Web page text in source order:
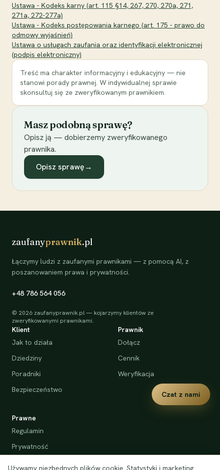
Ustawa - Kodeks karny (art. 115 §14, 267, 270, 270a, 271,
271a, 272-277a)
Ustawa - Kodeks postępowania karnego (art. 175 - prawo do
odmowy wyjaśnień)
Ustawa o usługach zaufania oraz identyfikacji elektronicznej
(podpis elektroniczny)
Treść ma charakter informacyjny i edukacyjny — nie
stanowi porady prawnej. W indywidualnej sprawie
skonsultuj się ze zweryfikowanym prawnikiem.
Masz podobną sprawę?
Opisz ją — dobierzemy zweryfikowanego
prawnika.
Opisz sprawę→
zaufanyprawnik.pl
Łączymy ludzi z zaufanymi prawnikami — z pomocą AI, z
poszanowaniem prawa i prywatności.
+48 786 564 056
© 2026 zaufanyprawnik.pl — kojarzymy klientów ze
zweryfikowanymi prawnikami.
Klient
Jak to działa
Dziedziny
Poradniki
Bezpieczeństwo
Prawnik
Dołącz
Cennik
Weryfikacja
Prawne
Regulamin
Prywatność
Czat z nami
Używamy niezbędnych plików cookie. Statystyki i marketing